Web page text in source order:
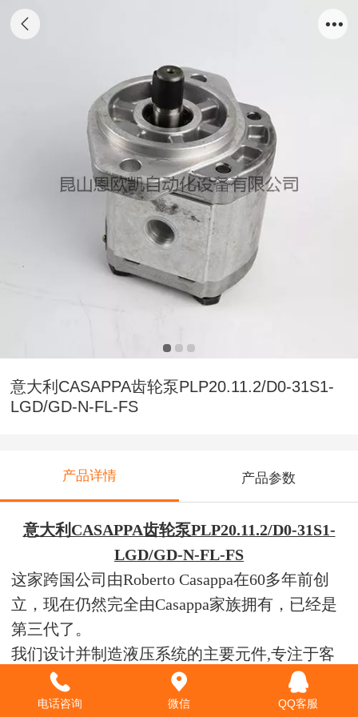
意大利CASAPPA齿轮泵PLP20.11.2/D0-31S1-
LGD/GD-N-FL-FS
产品详情 产品参数
意大利CASAPPA齿轮泵PLP20.11.2/D0-31S1-
LGD/GD-N-FL-FS
这家跨国公司由Roberto Casappa在60多年前创
立，现在仍然完全由Casappa家族拥有，已经是
第三代了。
我们设计并制造液压系统的主要元件,专注于客
户的需求,与客户共同努力,是
一贯的工
作宗旨,同时提供从概念生产到覆盖全球的售后
电话咨询 微信 QQ客服